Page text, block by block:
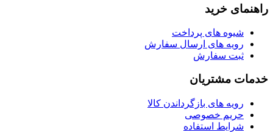
راهنمای خرید
شیوه های پرداخت
رویه های ارسال سفارش
ثبت سفارش
خدمات مشتریان
رویه های بازگرداندن کالا
حریم خصوصی
شرایط استفاده